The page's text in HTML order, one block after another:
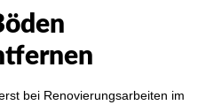
bei Renovierungsarbeiten im